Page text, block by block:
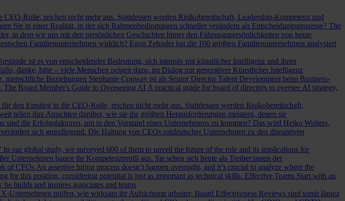
Rolle, reichen nicht mehr aus. Stattdessen werden Risikobereitschaft, Leadership-Kompetenz und
Sie in einer Realität, in der sich Rahmenbedingungen schneller verändern als Entscheidungsprozesse? The
in dem wir uns mit den persönlichen Geschichten hinter den Führungspersönlichkeiten von heute
Familienunternehmen wirklich? Egon Zehnder hat die 100 größten Familienunternehmen analysiert
ist es von entscheidender Bedeutung, sich intensiv mit künstlicher Intelligenz und ihren
danke, bitte – viele Menschen neigen dazu, im Dialog mit generativer Künstlicher Intelligenz
menschliche Beziehungen Stephanie Conway ist als Senior Director Talent Development beim Business-
The Board Member's Guide to Overseeing AI A practical guide for board of directors to oversee AI strategy,
den Einstieg in die CEO-Rolle, reichen nicht mehr aus. Stattdessen werden Risikobereitschaft,
teilen ihre Ansichten darüber, wie sie die größten Herausforderungen meistern, denen sie
sind die Erfolgsfaktoren, um in den Vorstand eines Unternehmens zu kommen? Das wird Heiko Wolters,
sich grundlegend. Die Haltung von CEOs ostdeutscher Unternehmen zu den disruptiven
our global study, we surveyed 600 of them to unveil the future of the role and its implications for
Unternehmen bauen ihr Kompetenzprofil aus. Sie sehen sich heute als Treiber:innen der
of CFOs An assertive hiring process doesn’t happen overnight, and it’s crucial to analyze where the
for this position, considering potential is just as important as technical skills. Effective Teams Start with an
builds and inspires associates and teams
Unternehmen prüfen, wie wirksam ihr Aufsichtsrat arbeitet; Board Effectiveness Reviews sind somit längst